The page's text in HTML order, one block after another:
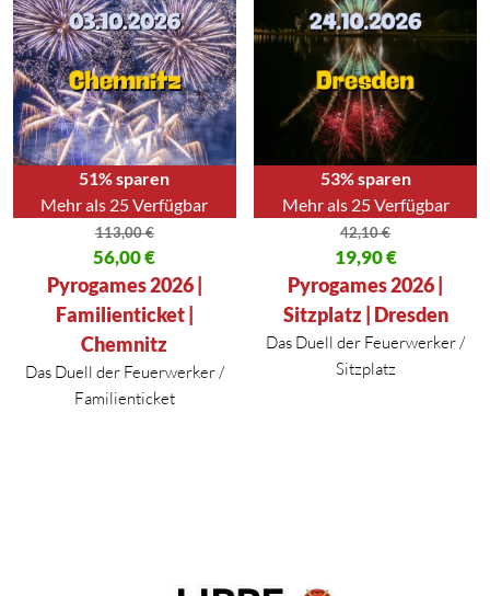
51% sparen
Mehr als 25 Verfügbar
113,00€
Ursprünglicher Preis war: 113,00 €
56,00€
Aktueller Preis ist: 56,00 €.
Pyrogames 2026 |
Familienticket |
Chemnitz
Das Duell der Feuerwerker /
Familienticket
53% sparen
Mehr als 25 Verfügbar
42,10€
Ursprünglicher Preis war:
19,90€
Aktueller Preis ist: 19,90 €.
Pyrogames 2026 |
Sitzplatz | Dresden
Das Duell der Feuerwerker /
Sitzplatz